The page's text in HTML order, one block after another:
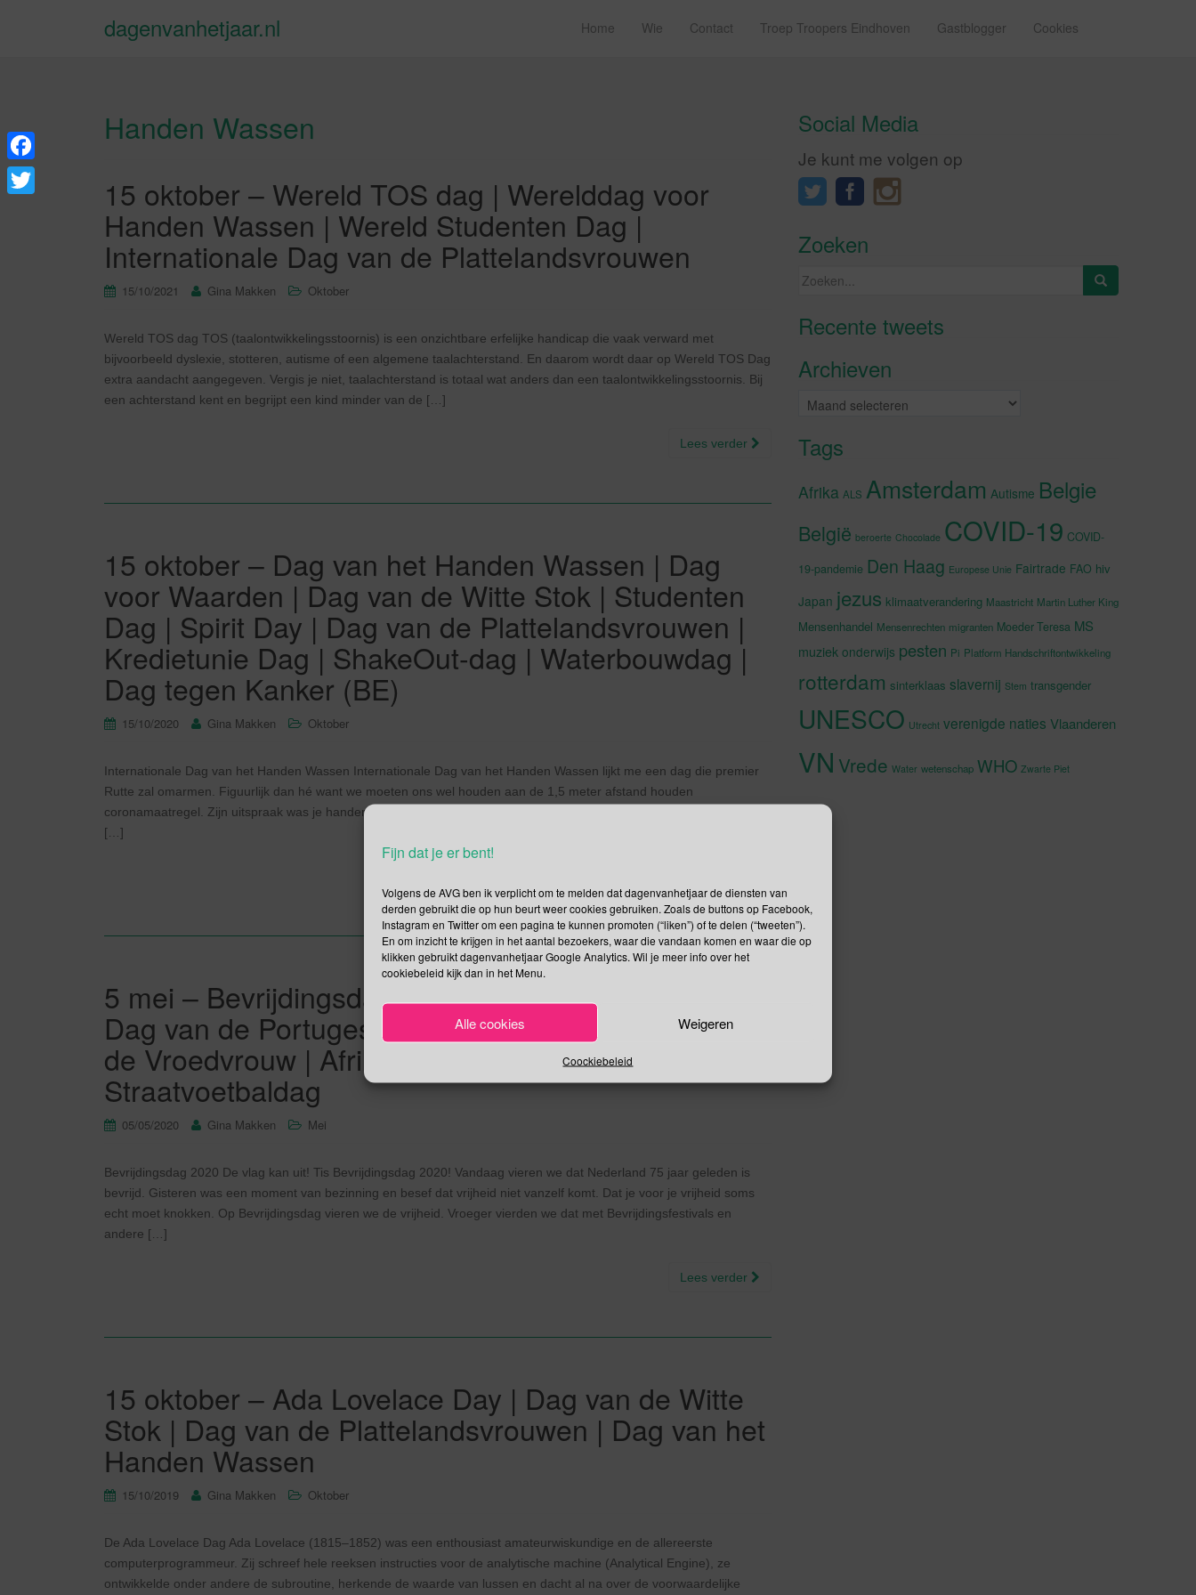
Fijn dat je er bent!
Volgens de AVG ben ik verplicht om te melden dat dagenvanhetjaar de diensten van
derden gebruikt die op hun beurt weer cookies gebruiken. Zoals de buttons op Facebook,
Instagram en Twitter om een pagina te kunnen promoten (“liken”) of te delen (“tweeten”).
En om inzicht te krijgen in het aantal bezoekers, waar die vandaan komen en waar die op
klikken gebruikt dagenvanhetjaar Google Analytics. Wil je meer info over het
cookiebeleid kijk dan in het Menu.
Alle cookies Weigeren
Coockiebeleid
dagenvanhetjaar.nl Home Wie Contact Troep Troopers Eindhoven Gastblogger Cookies
Handen Wassen
15 oktober – Wereld TOS dag | Werelddag voor
Handen Wassen | Wereld Studenten Dag |
Internationale Dag van de Plattelandsvrouwen
15/10/2021 Gina Makken Oktober
Wereld TOS dag TOS (taalontwikkelingsstoornis) is een onzichtbare erfelijke handicap die vaak verward met
bijvoorbeeld dyslexie, stotteren, autisme of een algemene taalachterstand. En daarom wordt daar op Wereld TOS Dag
extra aandacht aangegeven. Vergis je niet, taalachterstand is totaal wat anders dan een taalontwikkelingsstoornis. Bij
een achterstand kent en begrijpt een kind minder van de […]
Lees verder
15 oktober – Dag van het Handen Wassen | Dag
voor Waarden | Dag van de Witte Stok | Studenten
Dag | Spirit Day | Dag van de Plattelandsvrouwen |
Kredietunie Dag | ShakeOut-dag | Waterbouwdag |
Dag tegen Kanker (BE)
15/10/2020 Gina Makken Oktober
Internationale Dag van het Handen Wassen Internationale Dag van het Handen Wassen lijkt me een dag die premier
Rutte zal omarmen. Figuurlijk dan hé want we moeten ons wel houden aan de 1,5 meter afstand houden
coronamaatregel. Zijn uitspraak was je handen stuk staat voor mij symbool voor alles waarmee we nu mee te maken
[…]
5 mei – Bevrijdingsdag 2020 | Handhygiënedag |
Dag van de Portugese Taal | Astma Dag | Dag van
de Vroedvrouw | Afrikaanse Werelderfgoeddag |
Straatvoetbaldag
05/05/2020 Gina Makken Mei
Bevrijdingsdag 2020 De vlag kan uit! Tis Bevrijdingsdag 2020! Vandaag vieren we dat Nederland 75 jaar geleden is
bevrijd. Gisteren was een moment van bezinning en besef dat vrijheid niet vanzelf komt. Dat je voor je vrijheid soms
echt moet knokken. Op Bevrijdingsdag vieren we de vrijheid. Vroeger vierden we dat met Bevrijdingsfestivals en
andere […]
Lees verder
15 oktober – Ada Lovelace Day | Dag van de Witte
Stok | Dag van de Plattelandsvrouwen | Dag van het
Handen Wassen
15/10/2019 Gina Makken Oktober
De Ada Lovelace Dag Ada Lovelace (1815–1852) was een enthousiast amateurwiskundige en de allereerste
computerprogrammeur. Zij schreef hele reeksen instructies voor de analytische machine (Analytical Engine), ze
ontwikkelde onder andere de subroutine, herkende de waarde van lussen en dacht al na over de voorwaardelijke
Social Media
Je kunt me volgen op
Zoeken
Zoeken
Recente tweetsKlik om marketing cookies te
Archieven
Archieven
Tags
Afrika ALS Amsterdam Autisme Belgie
België beroerte Chocolade COVID-19 COVID-
19-pandemie Den Haag Europese Unie Fairtrade FAO hiv
Japan jezus klimaatverandering Maastricht Martin Luther King
Mensenhandel Mensenrechten migranten Moeder Teresa MS
muziek onderwijs pesten Pi Platform Handschriftontwikkeling
rotterdam sinterklaas slavernij Stem transgender
UNESCO Utrecht verenigde naties Vlaanderen
VN Vrede Water wetenschap WHO Zwarte Piet
F